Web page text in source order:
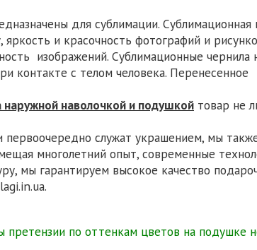
для сублимации. Сублимационная
и красочность фотографий и
изображений. Сублимационные
контакте с телом человека. Перенесенное
наружной наволочкой и подушкой товар не
служат украшением, мы
многолетний опыт, современные
мы гарантируем высокое качество
претензии по оттенкам цветов на подушке